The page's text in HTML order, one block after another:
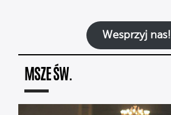
Wesprzyj nas!
MSZE ŚW.